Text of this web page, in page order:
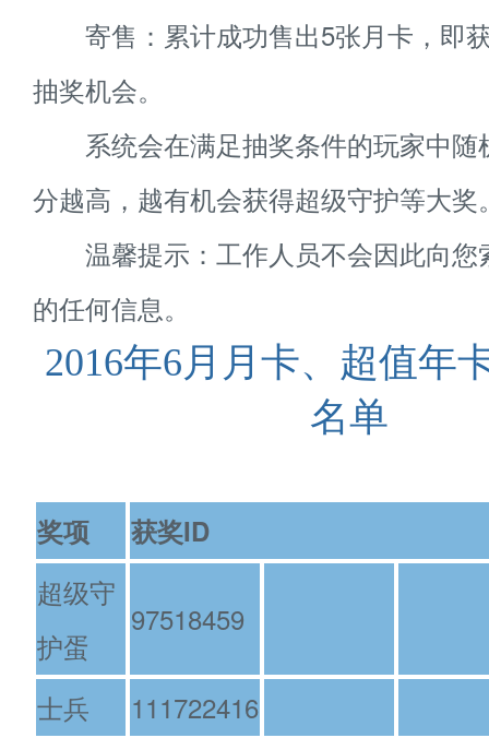
寄售：累计成功售出5张月卡，即
抽奖机会。
系统会在满足抽奖条件的玩家中随
分越高，越有机会获得超级守护等大奖
温馨提示：工作人员不会因此向您
的任何信息。
2016年6月月卡、超值年
名单
奖项 获奖ID
超级守
护蛋
97518459
士兵
111722416